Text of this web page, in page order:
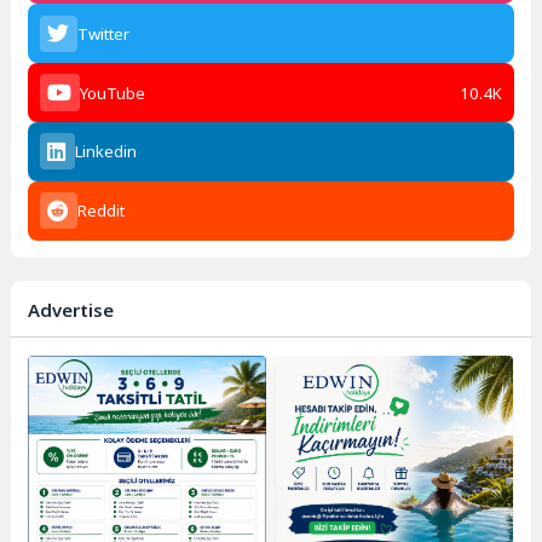
Twitter
YouTube 10.4K
Linkedin
Reddit
Advertise